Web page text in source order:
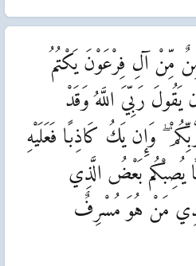
مِّنْ آلِ فِرْعَوْنَ يَكْتُمُ
يَقُولَ رَبِّيَ اللَّهُ وَقَدْ
وَإِن يَكُ كَاذِبًا فَعَلَيْهِ
يُصِبْكُم بَعْضُ الَّذِي
مَنْ هُوَ مُسْرِفٌ